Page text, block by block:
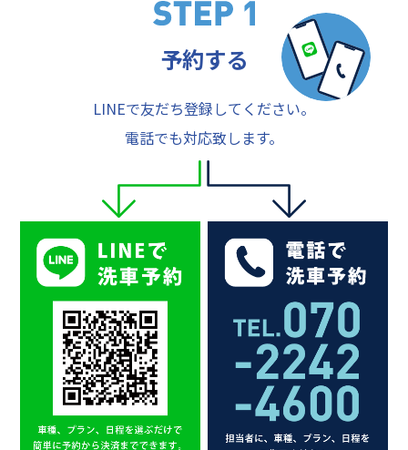
予約する
LINEで友だち登録してください。
電話でも対応致します。